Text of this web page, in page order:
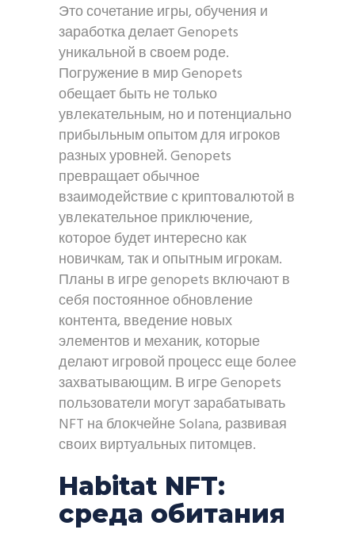
Это сочетание игры, обучения и
заработка делает Genopets
уникальной в своем роде.
Погружение в мир Genopets
обещает быть не только
увлекательным, но и потенциально
прибыльным опытом для игроков
разных уровней. Genopets
превращает обычное
взаимодействие с криптовалютой в
увлекательное приключение,
которое будет интересно как
новичкам, так и опытным игрокам.
Планы в игре genopets включают в
себя постоянное обновление
контента, введение новых
элементов и механик, которые
делают игровой процесс еще более
захватывающим. В игре Genopets
пользователи могут зарабатывать
NFT на блокчейне Solana, развивая
своих виртуальных питомцев.
Habitat NFT:
среда обитания